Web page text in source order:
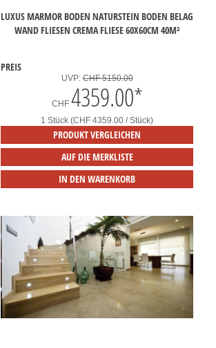
LUXUS MARMOR BODEN NATURSTEIN BODEN BELAG
WAND FLIESEN CREMA FLIESE 60X60CM 40M²
PREIS
UVP:CHF 5150.00
CHF 4359.00*
1 Stück (CHF 4359.00 / Stück)
PRODUKT VERGLEICHEN
AUF DIE MERKLISTE
IN DEN WARENKORB